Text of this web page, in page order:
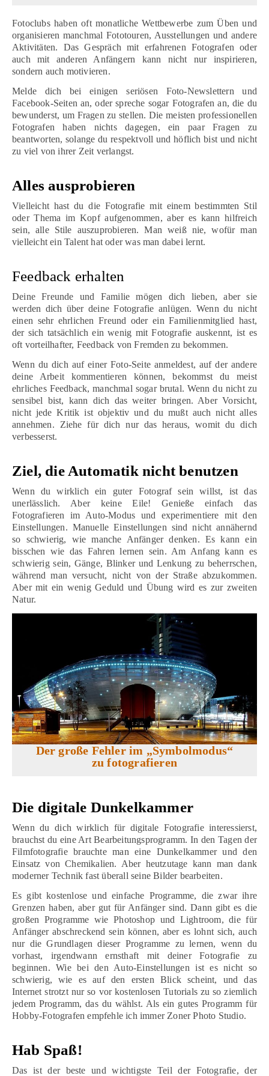
Fotoclubs haben oft monatliche Wettbewerbe zum Üben und
organisieren manchmal Fototouren, Ausstellungen und andere
Aktivitäten. Das Gespräch mit erfahrenen Fotografen oder
auch mit anderen Anfängern kann nicht nur inspirieren,
sondern auch motivieren.
Melde dich bei einigen seriösen Foto-Newslettern und
Facebook-Seiten an, oder spreche sogar Fotografen an, die du
bewunderst, um Fragen zu stellen. Die meisten professionellen
Fotografen haben nichts dagegen, ein paar Fragen zu
beantworten, solange du respektvoll und höflich bist und nicht
zu viel von ihrer Zeit verlangst.
Alles ausprobieren
Vielleicht hast du die Fotografie mit einem bestimmten Stil
oder Thema im Kopf aufgenommen, aber es kann hilfreich
sein, alle Stile auszuprobieren. Man weiß nie, wofür man
vielleicht ein Talent hat oder was man dabei lernt.
Feedback erhalten
Deine Freunde und Familie mögen dich lieben, aber sie
werden dich über deine Fotografie anlügen. Wenn du nicht
einen sehr ehrlichen Freund oder ein Familienmitglied hast,
der sich tatsächlich ein wenig mit Fotografie auskennt, ist es
oft vorteilhafter, Feedback von Fremden zu bekommen.
Wenn du dich auf einer Foto-Seite anmeldest, auf der andere
deine Arbeit kommentieren können, bekommst du meist
ehrliches Feedback, manchmal sogar brutal. Wenn du nicht zu
sensibel bist, kann dich das weiter bringen. Aber Vorsicht,
nicht jede Kritik ist objektiv und du mußt auch nicht alles
annehmen. Ziehe für dich nur das heraus, womit du dich
verbesserst.
Ziel, die Automatik nicht benutzen
Wenn du wirklich ein guter Fotograf sein willst, ist das
unerlässlich. Aber keine Eile! Genieße einfach das
Fotografieren im Auto-Modus und experimentiere mit den
Einstellungen. Manuelle Einstellungen sind nicht annähernd
so schwierig, wie manche Anfänger denken. Es kann ein
bisschen wie das Fahren lernen sein. Am Anfang kann es
schwierig sein, Gänge, Blinker und Lenkung zu beherrschen,
während man versucht, nicht von der Straße abzukommen.
Aber mit ein wenig Geduld und Übung wird es zur zweiten
Natur.
Der große Fehler im „Symbolmodus“
zu fotografieren
Die digitale Dunkelkammer
Wenn du dich wirklich für digitale Fotografie interessierst,
brauchst du eine Art Bearbeitungsprogramm. In den Tagen der
Filmfotografie brauchte man eine Dunkelkammer und den
Einsatz von Chemikalien. Aber heutzutage kann man dank
moderner Technik fast überall seine Bilder bearbeiten.
Es gibt kostenlose und einfache Programme, die zwar ihre
Grenzen haben, aber gut für Anfänger sind. Dann gibt es die
großen Programme wie Photoshop und Lightroom, die für
Anfänger abschreckend sein können, aber es lohnt sich, auch
nur die Grundlagen dieser Programme zu lernen, wenn du
vorhast, irgendwann ernsthaft mit deiner Fotografie zu
beginnen. Wie bei den Auto-Einstellungen ist es nicht so
schwierig, wie es auf den ersten Blick scheint, und das
Internet strotzt nur so vor kostenlosen Tutorials zu so ziemlich
jedem Programm, das du wählst. Als ein gutes Programm für
Hobby-Fotografen empfehle ich immer Zoner Photo Studio.
Hab Spaß!
Das ist der beste und wichtigste Teil der Fotografie, der